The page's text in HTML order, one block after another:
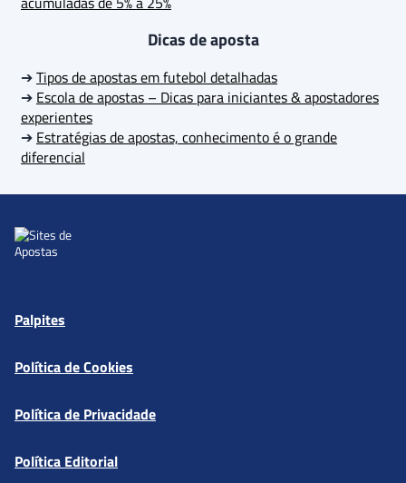
Dicas de aposta
➔Tipos de apostas em futebol detalhadas
➔ Escola de apostas – Dicas para iniciantes & apostadores
experientes
➔ Estratégias de apostas, conhecimento é o grande
diferencial
Palpites
Política de Cookies
Política de Privacidade
Política Editorial